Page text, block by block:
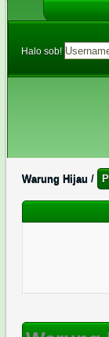
Halo sob!
Warung Hijau /